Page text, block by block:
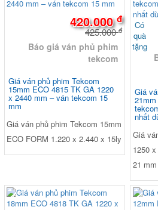
420.000đ
425.000đ
Báo giá ván phủ phim
tekcom
Giá ván phủ phim Tekcom
15mm ECO 4815 TK GA 1220
x 2440 mm – ván tekcom 15
mm
Giá ván phủ phim Tekcom 15mm
ECO FORM 1.220 x 2.440 x 15ly
Có
quà
tặng
Giá
nhất
Giá
1250
21
20 lần
-0%
-1%